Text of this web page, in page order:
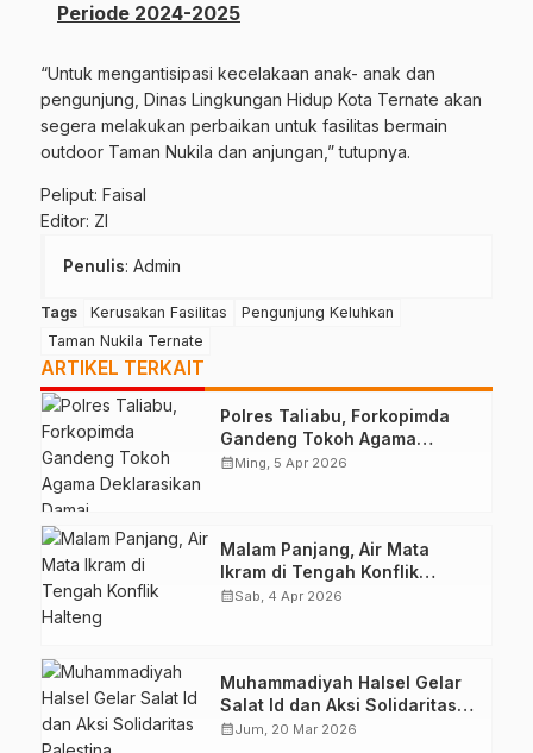
Periode 2024-2025
“Untuk mengantisipasi kecelakaan anak- anak dan
pengunjung, Dinas Lingkungan Hidup Kota Ternate akan
segera melakukan perbaikan untuk fasilitas bermain
outdoor Taman Nukila dan anjungan,” tutupnya.
Peliput: Faisal
Editor: ZI
Penulis: Admin
Tags Kerusakan Fasilitas
Pengunjung Keluhkan
Taman Nukila Ternate
ARTIKEL TERKAIT
Polres Taliabu, Forkopimda
Gandeng Tokoh Agama
Deklarasikan Damai
calendar_monthMing, 5 Apr 2026
Malam Panjang, Air Mata
Ikram di Tengah Konflik
Halteng
calendar_monthSab, 4 Apr 2026
Muhammadiyah Halsel Gelar
Salat Id dan Aksi Solidaritas
Palestina
calendar_monthJum, 20 Mar 2026